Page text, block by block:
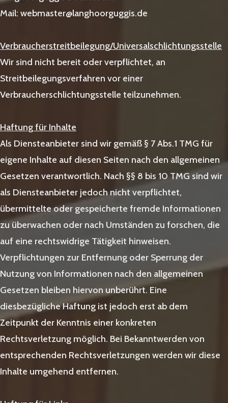
Mail: webmaster@langhoorguggis.de
Verbraucherstreitbeilegung/Universalschlichtungsstelle
Wir sind nicht bereit oder verpflichtet, an
Streitbeilegungsverfahren vor einer
Verbraucherschlichtungsstelle teilzunehmen.
Haftung für Inhalte
Als Diensteanbieter sind wir gemäß § 7 Abs.1 TMG für
eigene Inhalte auf diesen Seiten nach den allgemeinen
Gesetzen verantwortlich. Nach §§ 8 bis 10 TMG sind wir
als Diensteanbieter jedoch nicht verpflichtet,
übermittelte oder gespeicherte fremde Informationen
zu überwachen oder nach Umständen zu forschen, die
auf eine rechtswidrige Tätigkeit hinweisen.
Verpflichtungen zur Entfernung oder Sperrung der
Nutzung von Informationen nach den allgemeinen
Gesetzen bleiben hiervon unberührt. Eine
diesbezügliche Haftung ist jedoch erst ab dem
Zeitpunkt der Kenntnis einer konkreten
Rechtsverletzung möglich. Bei Bekanntwerden von
entsprechenden Rechtsverletzungen werden wir diese
Inhalte umgehend entfernen.